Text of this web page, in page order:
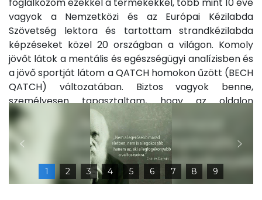
vagyok a Nemzetközi és az Európai Kézilabda
Szövetség lektora és tartottam strandkézilabda
képzéseket közel 20 országban a világon. Komoly
jövőt látok a mentális és egészségügyi analízisben és
a jövő sportját látom a QATCH homokon űzött (BECH
QATCH) változatában. Biztos vagyok benne,
személyesen tapasztaltam, hogy az oldalon
található termékek, tevékenységek kiváló hátteret,
segítséget jelentenek a kézilabdának és nagyon
nagy örömmel tevékenykedek ezeken a területeken.
1 2 3 4 5 6 7 8 9